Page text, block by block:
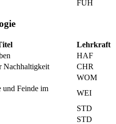
FUH
Lehrkraft
HAF
Nachhaltigkeit
CHR
WOM
und Feinde im
WEI
STD
STD